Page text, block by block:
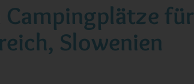
Campingplätze für
Slowenien